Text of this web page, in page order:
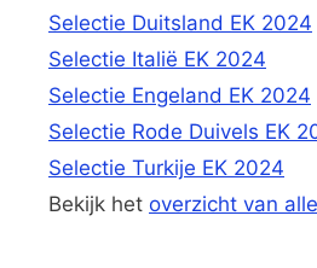
Selectie Duitsland EK 2024
Selectie Italië EK 2024
Selectie Engeland EK 2024
Selectie Rode Duivels EK
Selectie Turkije EK 2024
Bekijk het overzicht van